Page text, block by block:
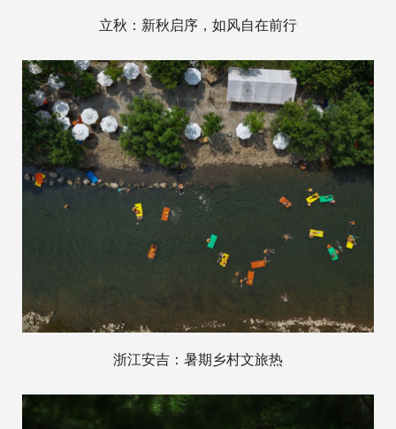
立秋：新秋启序，如风自在前行
浙江安吉：暑期乡村文旅热